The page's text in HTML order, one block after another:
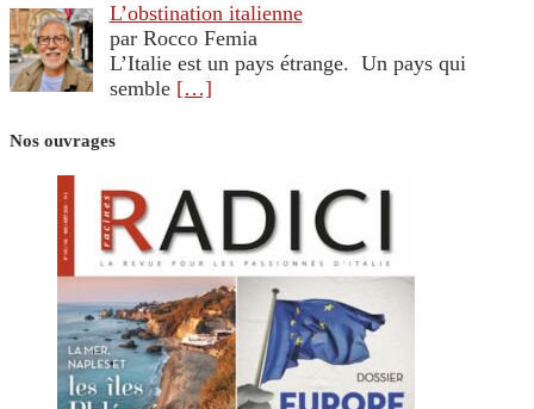
L’obstination italienne
par Rocco Femia
L’Italie est un pays étrange. Un pays qui
semble […]
Nos ouvrages